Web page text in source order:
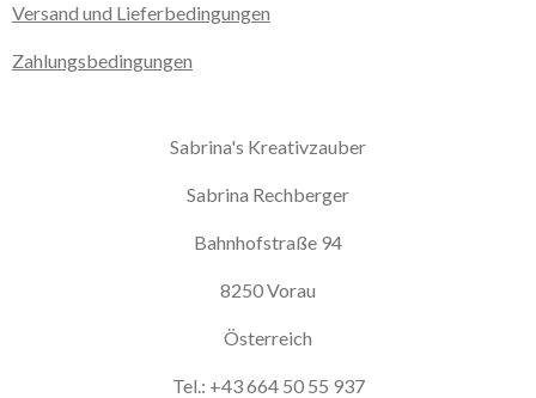
Versand und Lieferbedingungen
Zahlungsbedingungen
Sabrina's Kreativzauber
Sabrina Rechberger
Bahnhofstraße 94
8250 Vorau
Österreich
Tel.: +43 664 50 55 937